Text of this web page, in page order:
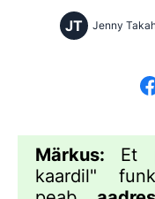
JT Jenny
Märkus: Et
kaardil"